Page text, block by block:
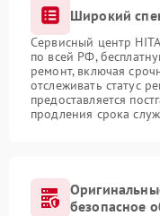
Широкий
Сервисный центр
по всей РФ,
ремонт, включая
отслеживать статус
предоставляется
продления срока
безопасное